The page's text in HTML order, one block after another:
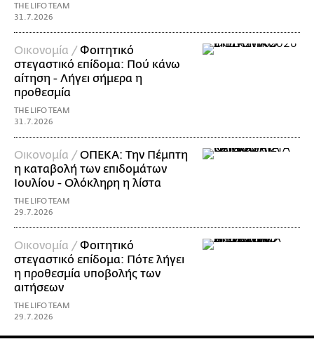
THE LIFO TEAM
31.7.2026
Οικονομία /Φοιτητικό
στεγαστικό επίδομα: Πού κάνω
αίτηση - Λήγει σήμερα η
προθεσμία
THE LIFO TEAM
31.7.2026
Οικονομία /ΟΠΕΚΑ: Την Πέμπτη
η καταβολή των επιδομάτων
Ιουλίου - Ολόκληρη η λίστα
THE LIFO TEAM
29.7.2026
Οικονομία /Φοιτητικό
στεγαστικό επίδομα: Πότε λήγει
η προθεσμία υποβολής των
αιτήσεων
THE LIFO TEAM
29.7.2026